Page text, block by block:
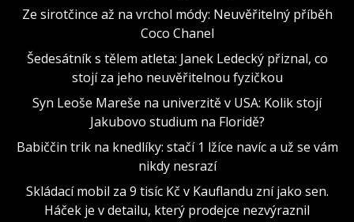
Ze sirotčince až na vrchol módy: Neuvěřitelný příběh
Coco Chanel
Šedesátník s tělem atleta: Janek Ledecký přiznal, co
stojí za jeho neuvěřitelnou fyzičkou
Syn Leoše Mareše na univerzitě v USA: Kolik stojí
Jakubovo studium na Floridě?
Babiččin trik na knedlíky: stačí 1 lžíce navíc a už se vám
nikdy nesrazí
Skládací mobil za 9 tisíc Kč v Kauflandu zní jako sen.
Háček je v detailu, který prodejce nezvýraznil